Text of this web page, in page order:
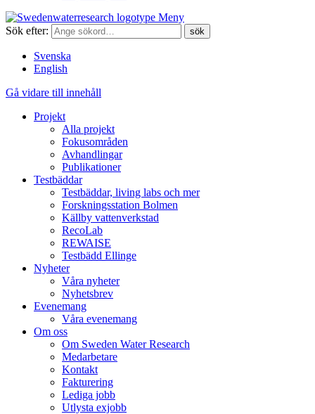
Meny
Sök efter:
Svenska
English
Gå vidare till innehåll
Projekt
Alla projekt
Fokusområden
Avhandlingar
Publikationer
Testbäddar
Testbäddar, living labs och mer
Forskningsstation Bolmen
Källby vattenverkstad
RecoLab
REWAISE
Testbädd Ellinge
Nyheter
Våra nyheter
Nyhetsbrev
Evenemang
Våra evenemang
Om oss
Om Sweden Water Research
Medarbetare
Kontakt
Fakturering
Lediga jobb
Utlysta exjobb